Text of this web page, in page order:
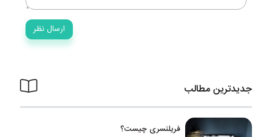
جدیدترین مطالب
فریلنسری چیست؟